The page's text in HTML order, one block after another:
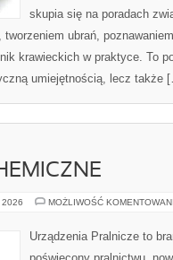
skupia się na poradach
ubrań,
krawieckich w praktyce. To
umiejętnością, lecz także
2026 MOŻLIWOŚĆ
Urządzenia Pralnicze to